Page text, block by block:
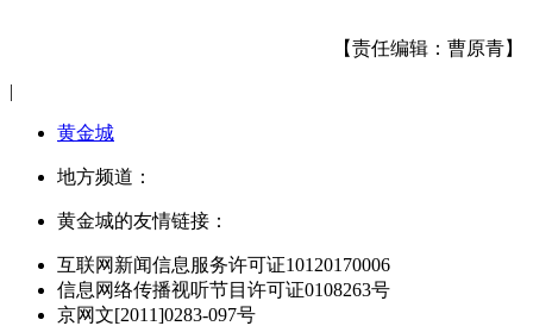
【责任编辑：曹原青】
|
黄金城
地方频道：
黄金城的友情链接：
互联网新闻信息服务许可证10120170006
信息网络传播视听节目许可证0108263号
京网文[2011]0283-097号